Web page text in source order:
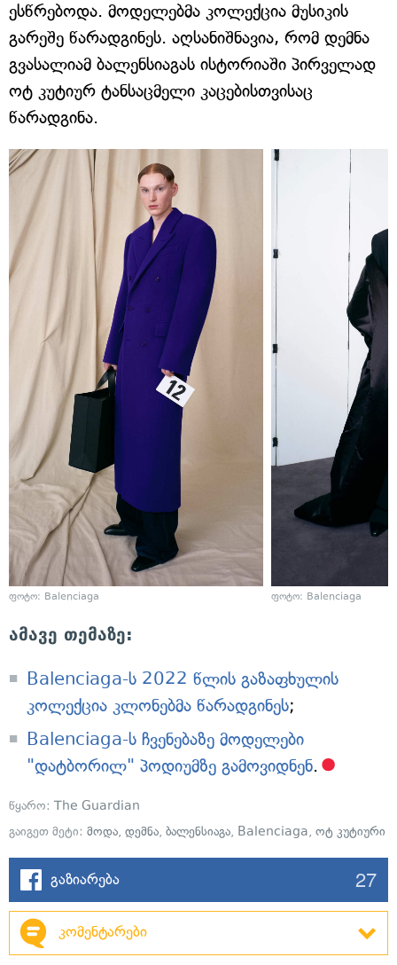
ესწრებოდა. მოდელებმა კოლექცია მუსიკის
გარეშე წარადგინეს. აღსანიშნავია, რომ დემნა
გვასალიამ ბალენსიაგას ისტორიაში პირველად
ოტ კუტიურ ტანსაცმელი კაცებისთვისაც
წარადგინა.
ფოტო: Balenciaga ფოტო: Balenciaga
ამავე თემაზე:
Balenciaga-ს 2022 წლის გაზაფხულის
კოლექცია კლონებმა წარადგინეს;
Balenciaga-ს ჩვენებაზე მოდელები
"დატბორილ" პოდიუმზე გამოვიდნენ.
წყარო: The Guardian
გაიგეთ მეტი: მოდა, დემნა, ბალენსიაგა, Balenciaga, ოტ კუტიური
გაზიარება 27
კომენტარები